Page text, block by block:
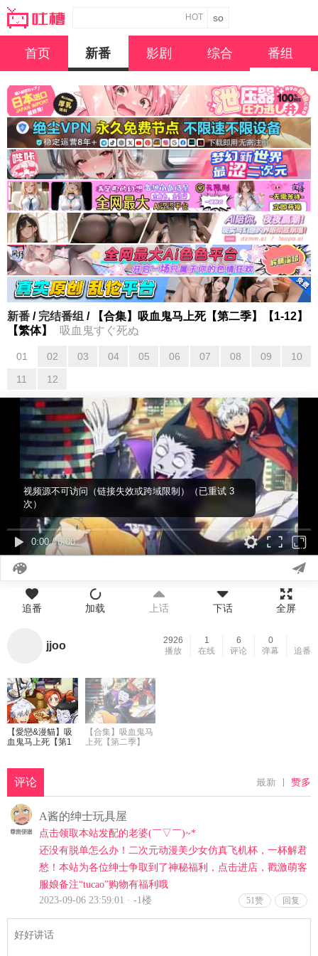
HOT
首页 新番 影剧 综合 番组
新番 / 完结番组 / 【合集】吸血鬼马上死【第二季】【1-12】
【繁体】
吸血鬼すぐ死ぬ
01 02 03 04 05 06 07 08 09
10
11
12
0:00/0:00
视频源不可访问（链接失效或跨域限制）（已重试 3
次）
追番 加载 上话 下话 全屏
2926
播放
1
在线
6
评论
0
弹幕
追番
jjoo
【愛戀&漫貓】吸
血鬼马上死【第1
【合集】吸血鬼马
上死【第二季】